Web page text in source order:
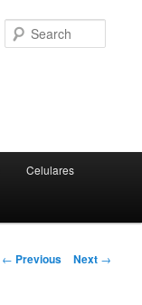
Celulares
Post
← Previous Next →